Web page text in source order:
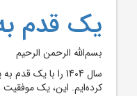
يک قدم
بسم‌الله الرحمن الرحيم
سال 1404 را با
کرده‌ايم. اين، يک موفقيت